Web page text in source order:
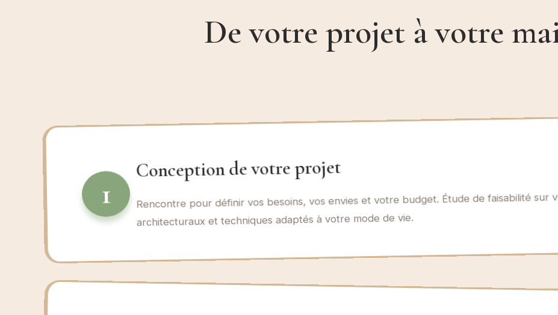
De votre projet à votre
1
Conception de votre projet
Rencontre pour définir vos besoins, vos envies et votre budget. Étude de faisabilité sur
architecturaux et techniques adaptés à votre mode de vie.